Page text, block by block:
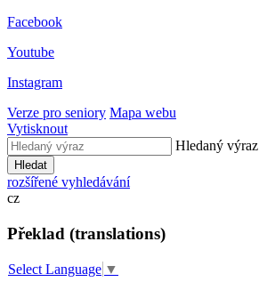
Facebook
Youtube
Instagram
Verze pro seniory Mapa webu
Vytisknout
Hledaný výraz
Hledat
rozšířené vyhledávání
cz
Překlad (translations)
Select Language ▼